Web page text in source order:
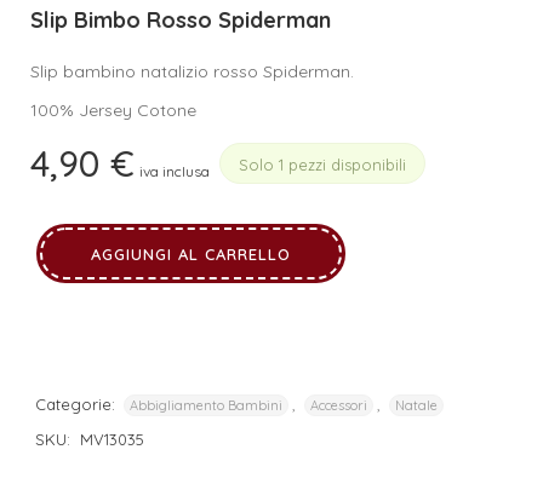
Slip Bimbo Rosso Spiderman
Slip bambino natalizio rosso Spiderman.
100% Jersey Cotone
4,90 € iva inclusa Solo 1 pezzi disponibili
AGGIUNGI AL CARRELLO
Categorie: Abbigliamento Bambini Accessori Natale
SKU: MV13035